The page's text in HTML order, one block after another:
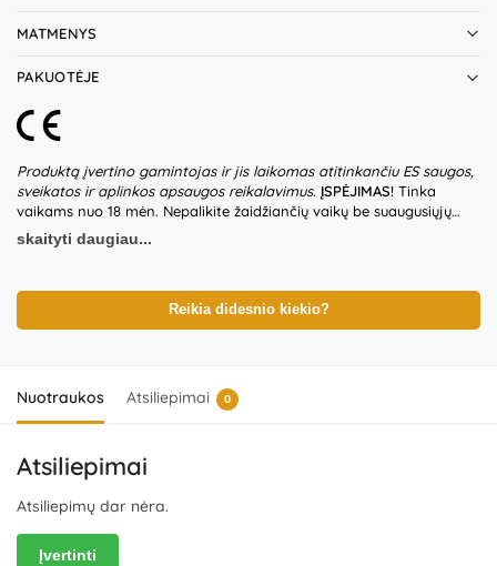
MATMENYS
PAKUOTĖJE
Produktą įvertino gamintojas ir jis laikomas atitinkančiu ES saugos,
sveikatos ir aplinkos apsaugos reikalavimus. ĮSPĖJIMAS! Tinka
vaikams nuo 18 mėn. Nepalikite žaidžiančių vaikų be suaugusiųjų
priežiūros. Prieš naudodami žaislą patikrinkite žaislo ir detalių būklę.
Nenaudokite žaislo, jeigu kuri nors iš dalių yra pažeista. Žaislas turi
gaminio dalis – būtina ją pašalinti išpakavus gaminį. Produkto
dizainas ir spalvos gali nežymiai skirtis. Išsaugokite pakuotės
informaciją ateičiai. Kilmės šalis – Kinija.Gamintojas:Ningbo Viga
Jeziorko, Poland.Platintojas: UAB „Commerce plus“, Partizanų g. 66-
skaityti daugiau...
Reikia didesnio kiekio?
Nuotraukos Atsiliepimai 0
Atsiliepimai
Atsiliepimų dar nėra.
Įvertinti